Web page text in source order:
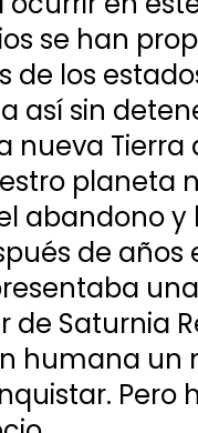
se han
los
así sin
nueva
planeta
abandono
de años
Saturnia
humana un
Pero